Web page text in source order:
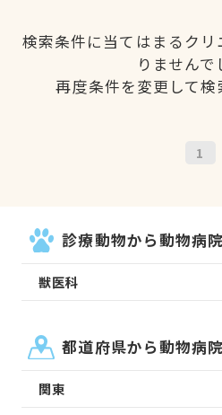
検索条件に当てはまるク
りませんで
再度条件を変更して検
1
診療動物から動物病
獣医科
都道府県から動物病
関東